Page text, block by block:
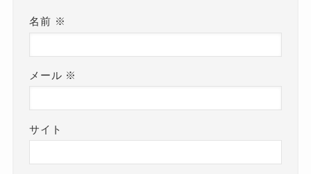
名前 ※
メール ※
サイト